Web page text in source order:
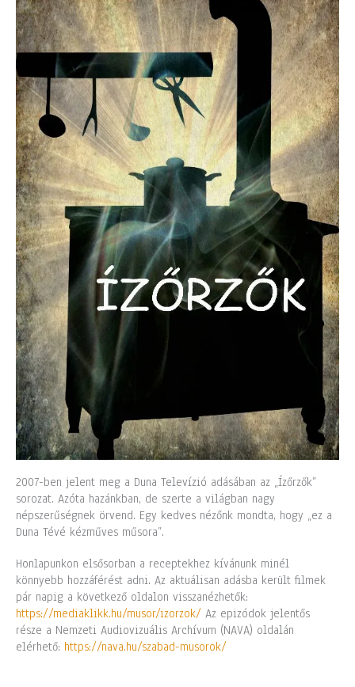
2007-ben jelent meg a Duna Televízió adásában az „Ízőrzők”
sorozat. Azóta hazánkban, de szerte a világban nagy
népszerűségnek örvend. Egy kedves nézőnk mondta, hogy „ez a
Duna Tévé kézműves műsora”.
Honlapunkon elsősorban a receptekhez kívánunk minél
könnyebb hozzáférést adni. Az aktuálisan adásba került filmek
pár napig a következő oldalon visszanézhetők:
https://mediaklikk.hu/musor/izorzok/ Az epizódok jelentős
része a Nemzeti Audiovizuális Archívum (NAVA) oldalán
elérhető: https://nava.hu/szabad-musorok/